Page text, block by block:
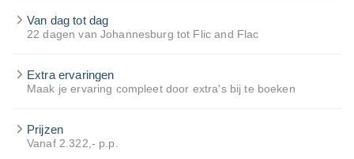
Van dag tot dag
22 dagen van Johannesburg tot Flic and Flac
Extra ervaringen
Maak je ervaring compleet door extra's bij te boeken
Prijzen
Vanaf 2.322,- p.p.